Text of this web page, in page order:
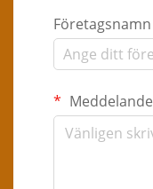
Företagsnamn
Meddelande